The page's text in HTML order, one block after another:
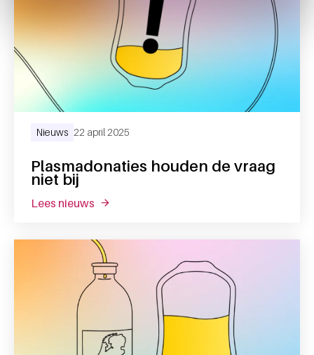
Plasmadonaties houden de vraag
niet bij
Nieuws 22 april 2025
lees nieuws over plasmadonaties houden de vraag